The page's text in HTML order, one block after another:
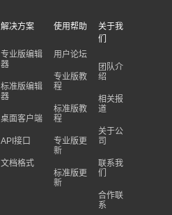
解决方案
专业版编辑
器
标准版编辑
器
桌面客户端
API接口
文档格式
使用帮助
用户论坛
专业版教
程
标准版教
程
专业版更
新
标准版更
新
关于我
们
团队介
绍
相关报
道
关于公
司
联系我
们
合作联
系